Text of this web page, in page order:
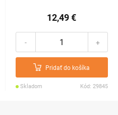
12,49 €
- +
Pridať do košíka
Skladom Kód: 29845